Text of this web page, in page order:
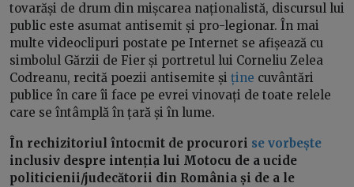
tovarăși de drum din mișcarea naționalistă, discursul lui
public este asumat antisemit și pro-legionar. În mai
multe videoclipuri postate pe Internet se afișează cu
simbolul Gărzii de Fier și portretul lui Corneliu Zelea
Codreanu, recită poezii antisemite și ține cuvântări
publice în care îi face pe evrei vinovați de toate relele
care se întâmplă în țară și în lume.
În rechizitoriul întocmit de procurori se vorbește
inclusiv despre intenția lui Motocu de a ucide
politicienii/judecătorii din România și de a le